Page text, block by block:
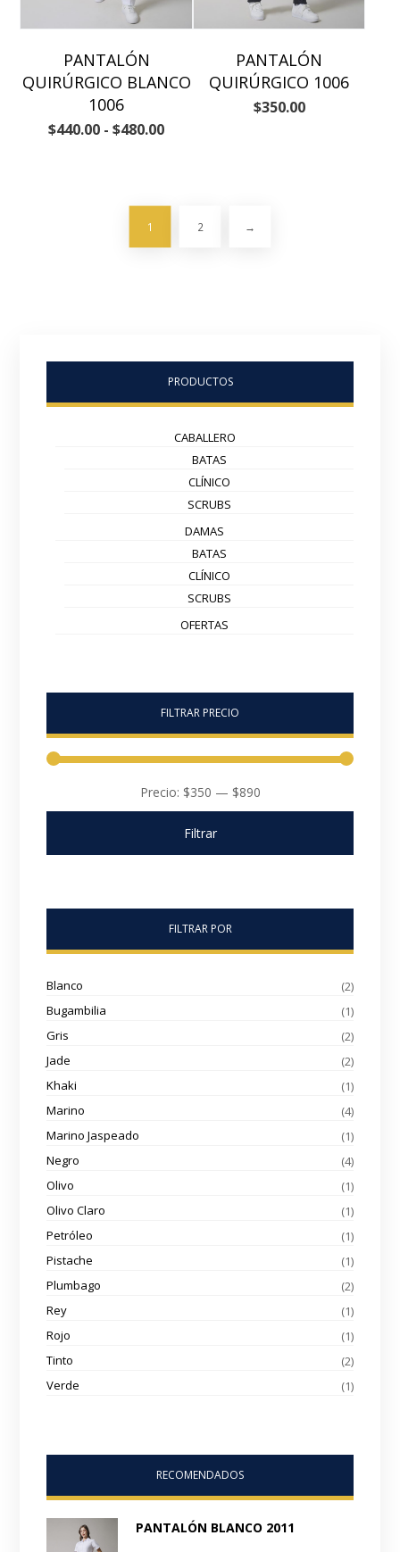
PANTALÓN
QUIRÚRGICO BLANCO
1006
$440.00 - $480.00
PANTALÓN
QUIRÚRGICO 1006
$350.00
1 2 →
PRODUCTOS
CABALLERO
BATAS
CLÍNICO
SCRUBS
DAMAS
BATAS
CLÍNICO
SCRUBS
OFERTAS
FILTRAR PRECIO
Filtrar
Precio: $350 — $890
FILTRAR POR
Blanco
(2)
Bugambilia
(1)
Gris
(2)
Jade
(2)
Khaki
(1)
Marino
(4)
Marino Jaspeado
(1)
Negro
(4)
Olivo
(1)
Olivo Claro
(1)
Petróleo
(1)
Pistache
(1)
Plumbago
(2)
Rey
(1)
Rojo
(1)
Tinto
(2)
Verde
(1)
RECOMENDADOS
PANTALÓN BLANCO 2011